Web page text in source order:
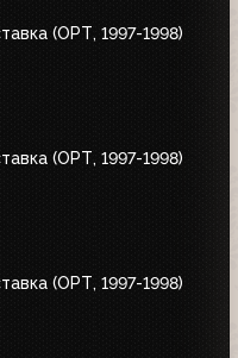
(ОРТ, 1997-1998)
(ОРТ, 1997-1998)
(ОРТ, 1997-1998)